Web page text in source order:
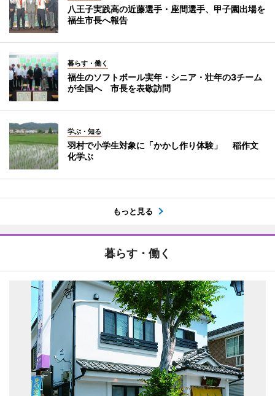
八王子実践高の近藤選手・座間選手、甲子園出場を
福生市長へ報告
暮らす・働く
福生のソフトボール実年・シニア・壮年の3チーム
が全国へ 市長を表敬訪問
学ぶ・知る
羽村で小学生対象に「かかし作り体験」 稲作文
化学ぶ
もっと見る
暮らす・働く